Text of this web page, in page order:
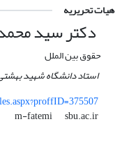
هیات تحریریه
دکتر سید
حقوق بین الملل
استاد دانشگاه شهید
m-fatemi
sbu.ac.ir